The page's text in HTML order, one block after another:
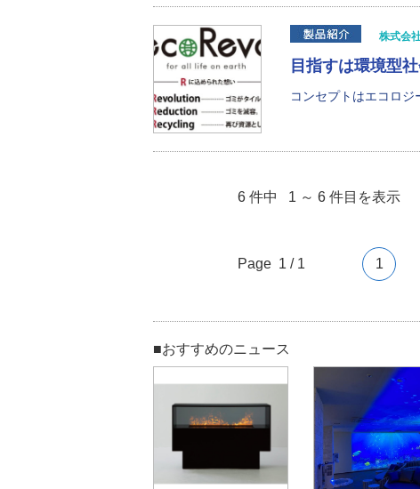
株式会
目指すは環境型
コンセプトはエコロ
6 件中 1 ～ 6 件目を表示
Page 1 / 1 1
■おすすめのニュース